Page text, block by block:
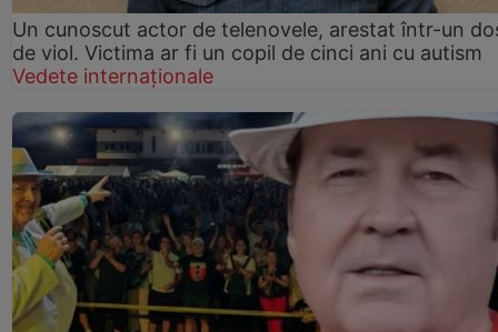
Un cunoscut actor de telenovele, arestat într-un
de viol. Victima ar fi un copil de cinci ani cu autism
Vedete internaționale